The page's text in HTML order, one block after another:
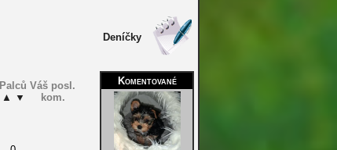
Deníčky
Komentované
Palců
▲ ▼
Váš posl.
kom.